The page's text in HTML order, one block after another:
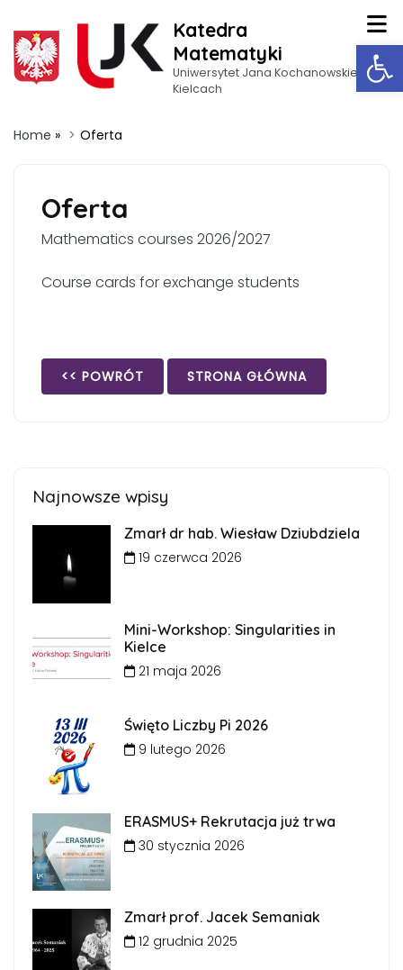
Katedra
Matematyki
Uniwersytet Jana Kochanowskiego w
Kielcach
Home » Oferta
Oferta
Mathematics courses 2026/2027
Course cards for exchange students
<< POWRÓT STRONA GŁÓWNA
Najnowsze wpisy
Zmarł dr hab. Wiesław Dziubdziela
19 czerwca 2026
Mini-Workshop: Singularities in
Kielce
21 maja 2026
Święto Liczby Pi 2026
9 lutego 2026
ERASMUS+ Rekrutacja już trwa
30 stycznia 2026
Zmarł prof. Jacek Semaniak
12 grudnia 2025